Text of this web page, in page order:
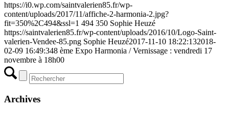
https://i0.wp.com/saintvalerien85.fr/wp-
content/uploads/2017/11/affiche-2-harmonia-2.jpg?
fit=350%2C494&ssl=1 494 350 Sophie Heuzé
https://saintvalerien85.fr/wp-content/uploads/2016/10/Logo-Saint-
valerien-Vendee-85.png Sophie Heuzé2017-11-10 18:22:132018-
02-09 16:49:348 ème Expo Harmonia / Vernissage : vendredi 17
novembre à 18h00
Archives